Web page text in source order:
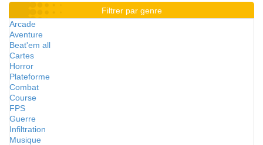
Filtrer par genre
Arcade
Aventure
Beat'em all
Cartes
Horror
Plateforme
Combat
Course
FPS
Guerre
Infiltration
Musique